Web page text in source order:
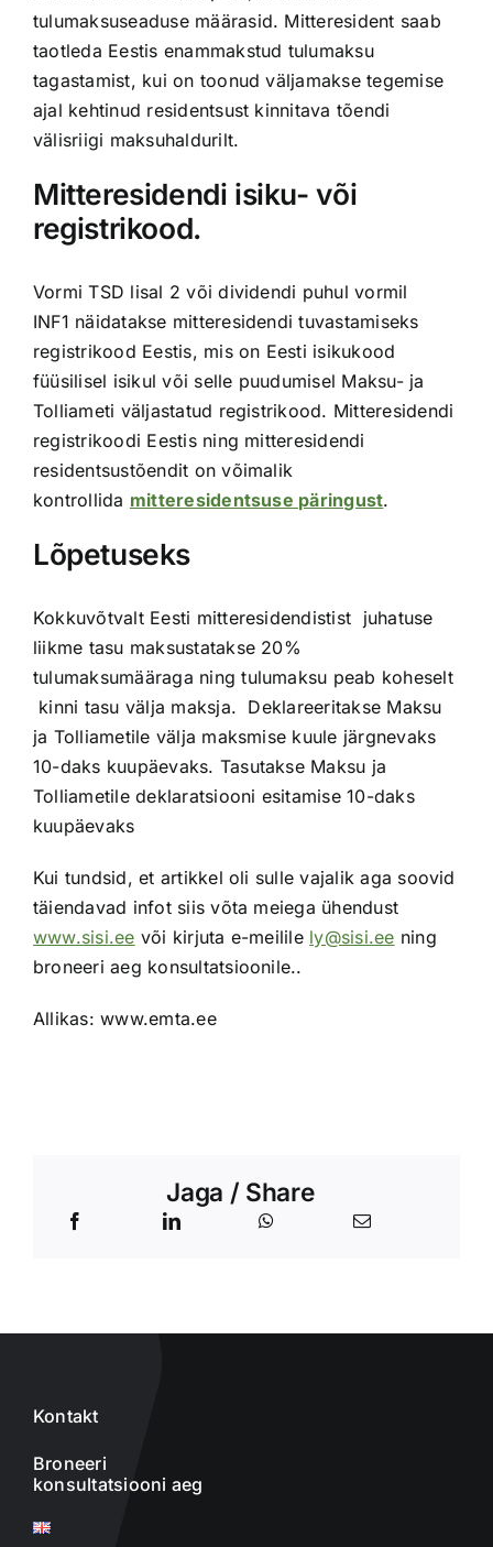
tulumaksuseaduse määrasid. Mitteresident saab
taotleda Eestis enammakstud tulumaksu
tagastamist, kui on toonud väljamakse tegemise
ajal kehtinud residentsust kinnitava tõendi
välisriigi maksuhaldurilt.
Mitteresidendi isiku- või
registrikood.
Vormi TSD lisal 2 või dividendi puhul vormil
INF1 näidatakse mitteresidendi tuvastamiseks
registrikood Eestis, mis on Eesti isikukood
füüsilisel isikul või selle puudumisel Maksu- ja
Tolliameti väljastatud registrikood. Mitteresidendi
registrikoodi Eestis ning mitteresidendi
residentsustõendit on võimalik
kontrollida mitteresidentsuse päringust.
Lõpetuseks
Kokkuvõtvalt Eesti mitteresidendistist juhatuse
liikme tasu maksustatakse 20%
tulumaksumääraga ning tulumaksu peab koheselt
kinni tasu välja maksja. Deklareeritakse Maksu
ja Tolliametile välja maksmise kuule järgnevaks
10-daks kuupäevaks. Tasutakse Maksu ja
Tolliametile deklaratsiooni esitamise 10-daks
kuupäevaks
Kui tundsid, et artikkel oli sulle vajalik aga soovid
täiendavad infot siis võta meiega ühendust
www.sisi.ee või kirjuta e-meilile ly@sisi.ee ning
broneeri aeg konsultatsioonile..
Allikas: www.emta.ee
Jaga / Share
Kontakt
Broneeri
konsultatsiooni aeg